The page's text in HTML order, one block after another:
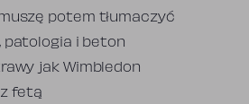
potem tłumaczyć
patologia i beton
jak Wimbledon
fetą